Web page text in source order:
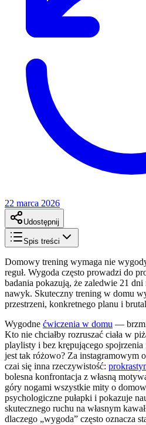
22 marca 2026
Udostępnij
Spis treści
Domowy trening wymaga nie
reguł. Wygoda często prowadzi do
badania pokazują, że zaledwie 21
nawyk. Skuteczny trening w domu
przestrzeni, konkretnego planu i
Wygodne ćwiczenia w domu — brzmi
Kto nie chciałby rozruszać ciała w
playlisty i bez krępującego
jest tak różowo? Za instagramowym
czai się inna rzeczywistość:
bolesna konfrontacja z własną
góry nogami wszystkie mity o
psychologiczne pułapki i pokazuje
skutecznego ruchu na własnym
dlaczego „wygoda” często oznacza